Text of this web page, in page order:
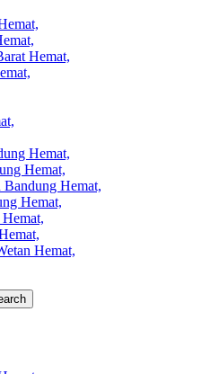
Hemat,
Hemat,
Hemat,
Bandung Hemat,
Hemat,
Hemat,